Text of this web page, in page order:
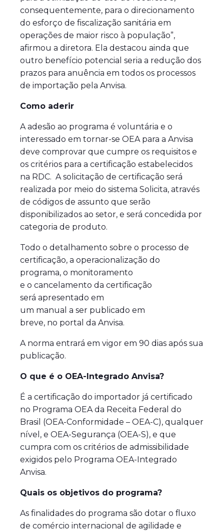
consequentemente, para o direcionamento
do esforço de fiscalização sanitária em
operações de maior risco à população”,
afirmou a diretora. Ela destacou ainda que
outro benefício potencial seria a redução dos
prazos para anuência em todos os processos
de importação pela Anvisa.
Como aderir
A adesão ao programa é voluntária e o
interessado em tornar-se OEA para a Anvisa
deve comprovar que cumpre os requisitos e
os critérios para a certificação estabelecidos
na RDC. A solicitação de certificação será
realizada por meio do sistema Solicita, através
de códigos de assunto que serão
disponibilizados ao setor, e será concedida por
categoria de produto.
Todo o detalhamento sobre o processo de
certificação, a operacionalização do
programa, o monitoramento
e o cancelamento da certificação
será apresentado em
um manual a ser publicado em
breve, no portal da Anvisa.
A norma entrará em vigor em 90 dias após sua
publicação.
O que é o OEA-Integrado Anvisa?
É a certificação do importador já certificado
no Programa OEA da Receita Federal do
Brasil (OEA-Conformidade – OEA-C), qualquer
nível, e OEA-Segurança (OEA-S), e que
cumpra com os critérios de admissibilidade
exigidos pelo Programa OEA-Integrado
Anvisa.
Quais os objetivos do programa?
As finalidades do programa são dotar o fluxo
de comércio internacional de agilidade e